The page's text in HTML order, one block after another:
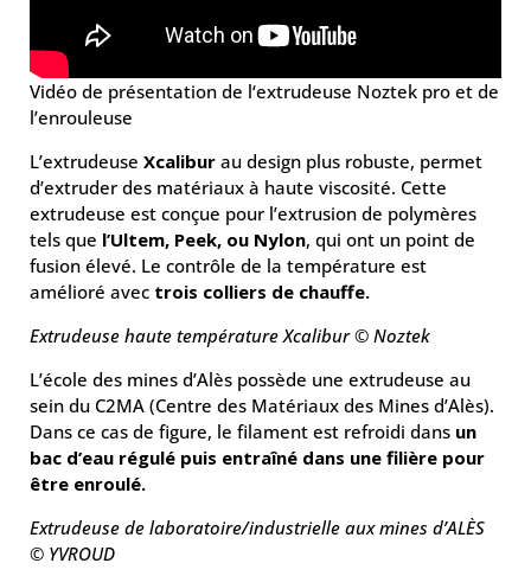
Vidéo de présentation de l‘extrudeuse Noztek pro et de
l’enrouleuse
L’extrudeuse Xcalibur au design plus robuste, permet
d’extruder des matériaux à haute viscosité. Cette
extrudeuse est conçue pour l’extrusion de polymères
tels que l’Ultem, Peek, ou Nylon, qui ont un point de
fusion élevé. Le contrôle de la température est
amélioré avec trois colliers de chauffe.
Extrudeuse haute température Xcalibur © Noztek
L’école des mines d’Alès possède une extrudeuse au
sein du C2MA (Centre des Matériaux des Mines d’Alès).
Dans ce cas de figure, le filament est refroidi dans un
bac d’eau régulé puis entraîné dans une filière pour
être enroulé.
Extrudeuse de laboratoire/industrielle aux mines d’ALÈS
© YVROUD